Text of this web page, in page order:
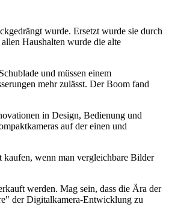
wurde. Ersetzt wurde sie durch
Haushalten wurde die alte
und müssen einem
mehr zulässt. Der Boom fand
in Design, Bedienung und
auf der einen und
kaufen, wenn man vergleichbare Bilder
werden. Mag sein, dass die Ära der
der Digitalkamera-Entwicklung zu